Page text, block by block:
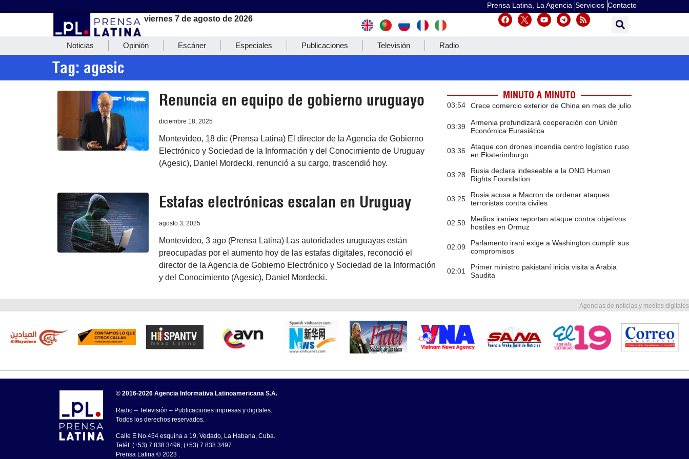
Prensa Latina, La Agencia Servicios Contacto
viernes 7 de agosto de 2026
Noticias Opinión Escáner Especiales Publicaciones Televisión Radio
Tag: agesic
Renuncia en equipo de gobierno uruguayo
diciembre 18, 2025
Montevideo, 18 dic (Prensa Latina) El director de la Agencia de Gobierno
Electrónico y Sociedad de la Información y del Conocimiento de Uruguay
(Agesic), Daniel Mordecki, renunció a su cargo, trascendió hoy.
Estafas electrónicas escalan en Uruguay
agosto 3, 2025
Montevideo, 3 ago (Prensa Latina) Las autoridades uruguayas están
preocupadas por el aumento hoy de las estafas digitales, reconoció el
director de la Agencia de Gobierno Electrónico y Sociedad de la Información
y del Conocimiento (Agesic), Daniel Mordecki.
MINUTO A MINUTO
03:54 Crece comercio exterior de China en mes de julio
03:39
Armenia profundizará cooperación con Unión
Económica Eurasiática
03:36
Ataque con drones incendia centro logístico ruso
en Ekaterimburgo
03:28
Rusia declara indeseable a la ONG Human
Rights Foundation
03:25
Rusia acusa a Macron de ordenar ataques
terroristas contra civiles
02:59
Medios iraníes reportan ataque contra objetivos
hostiles en Ormuz
02:09
Parlamento iraní exige a Washington cumplir sus
compromisos
02:01
Primer ministro pakistaní inicia visita a Arabia
Saudita
Agencias de noticias y medios digitales
© 2016-2026 Agencia Informativa Latinoamericana S.A.
Radio – Televisión – Publicaciones impresas y digitales.
Todos los derechos reservados.
Calle E No.454 esquina a 19, Vedado, La Habana, Cuba.
Teléf: (+53) 7 838 3496, (+53) 7 838 3497
Prensa Latina © 2023 .